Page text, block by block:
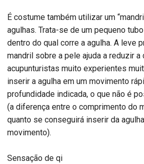
É costume também utilizar um
agulhas. Trata-se de um pequeno
dentro do qual corre a agulha. A leve
mandril sobre a pele ajuda a reduzir a
acupunturistas muito experientes
inserir a agulha em um movimento
profundidade indicada, o que não é
(a diferença entre o comprimento do
quanto se conseguirá inserir da
movimento).
Sensação de qi